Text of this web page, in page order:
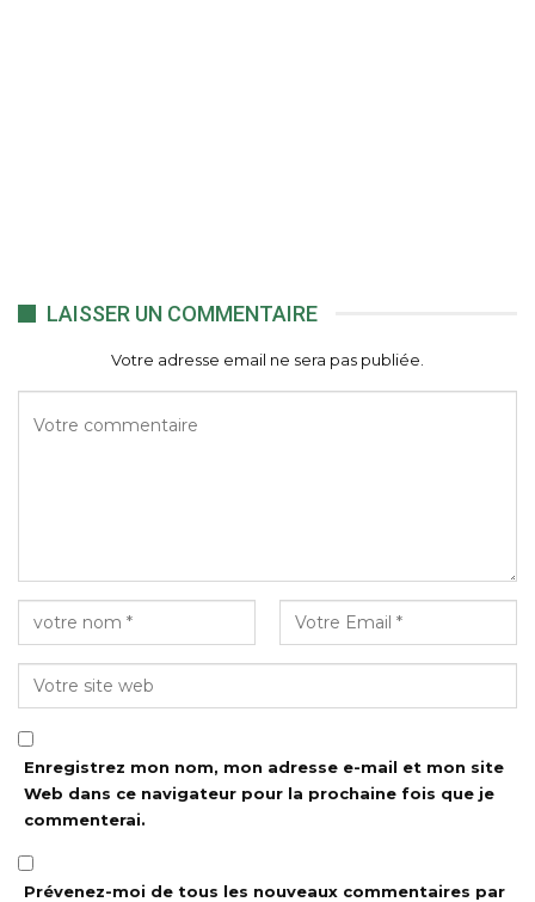
LAISSER UN COMMENTAIRE
Votre adresse email ne sera pas publiée.
Enregistrez mon nom, mon adresse e-mail et mon site
Web dans ce navigateur pour la prochaine fois que je
commenterai.
Prévenez-moi de tous les nouveaux commentaires par